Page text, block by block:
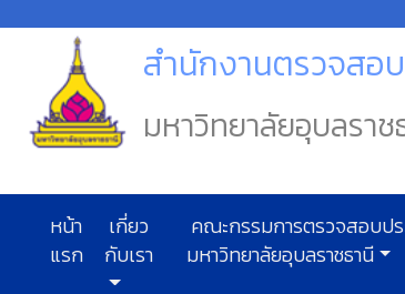
สำนักงานตรวจสอ
มหาวิทยาลัยอุบลราช
หน้า
แรก
เกี่ยว
กับเรา
คณะกรรมการตรวจสอบปร
มหาวิทยาลัยอุบลราชธานี